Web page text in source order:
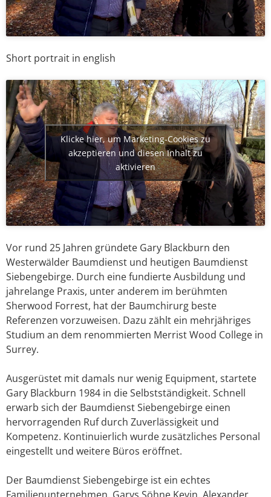
Short portrait in english
Klicke hier, um Marketing-Cookies zu
akzeptieren und diesen Inhalt zu
aktivieren
Vor rund 25 Jahren gründete Gary Blackburn den
Westerwälder Baumdienst und heutigen Baumdienst
Siebengebirge. Durch eine fundierte Ausbildung und
jahrelange Praxis, unter anderem im berühmten
Sherwood Forrest, hat der Baumchirurg beste
Referenzen vorzuweisen. Dazu zählt ein mehrjähriges
Studium an dem renommierten Merrist Wood College in
Surrey.
Ausgerüstet mit damals nur wenig Equipment, startete
Gary Blackburn 1984 in die Selbstständigkeit. Schnell
erwarb sich der Baumdienst Siebengebirge einen
hervorragenden Ruf durch Zuverlässigkeit und
Kompetenz. Kontinuierlich wurde zusätzliches Personal
eingestellt und weitere Büros eröffnet.
Der Baumdienst Siebengebirge ist ein echtes
Familienunternehmen. Garys Söhne Kevin, Alexander